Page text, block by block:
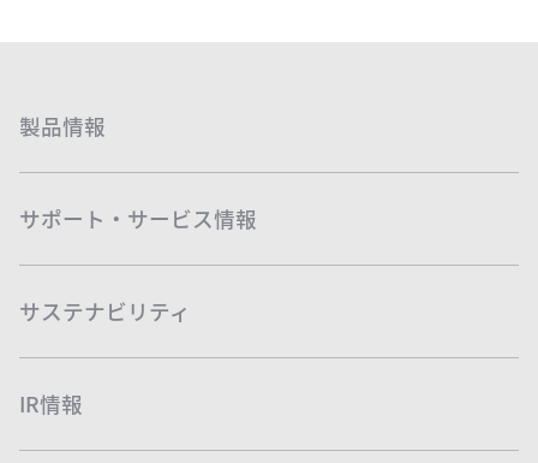
製品情報
サポート・サービス情報
サステナビリティ
IR情報